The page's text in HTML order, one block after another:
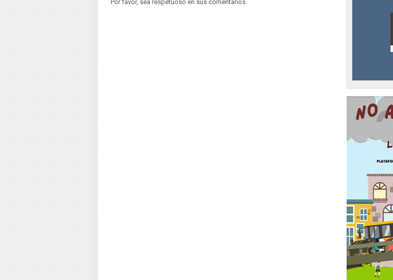
Por favor, sea respetuoso en sus comentarios.